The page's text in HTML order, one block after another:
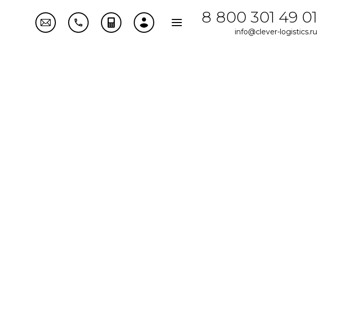
8 800 301 49 01
info@clever-logistics.ru